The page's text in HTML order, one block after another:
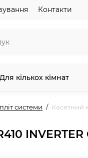
Контакти
Для кількох кімнат
системи Касетний
INVERTER